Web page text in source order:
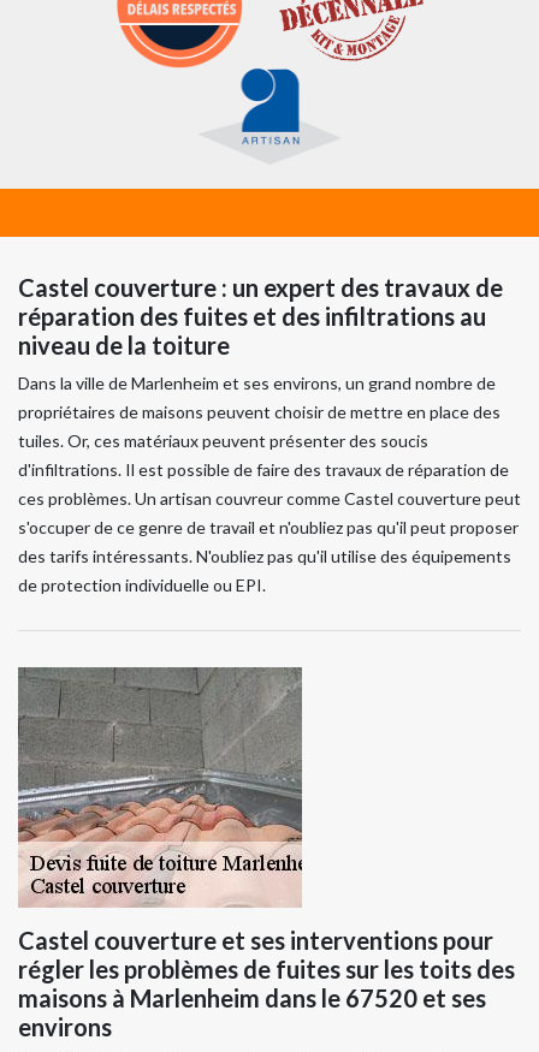
Castel couverture : un expert des travaux de
réparation des fuites et des infiltrations au
niveau de la toiture
Dans la ville de Marlenheim et ses environs, un grand nombre de
propriétaires de maisons peuvent choisir de mettre en place des
tuiles. Or, ces matériaux peuvent présenter des soucis
d'infiltrations. Il est possible de faire des travaux de réparation de
ces problèmes. Un artisan couvreur comme Castel couverture peut
s'occuper de ce genre de travail et n'oubliez pas qu'il peut proposer
des tarifs intéressants. N'oubliez pas qu'il utilise des équipements
de protection individuelle ou EPI.
Castel couverture et ses interventions pour
régler les problèmes de fuites sur les toits des
maisons à Marlenheim dans le 67520 et ses
environs